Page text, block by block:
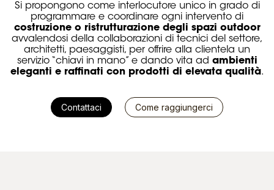
Si propongono come interlocutore unico in grado di
programmare e coordinare ogni intervento di
costruzione o ristrutturazione degli spazi outdoor
avvalendosi della collaborazioni di tecnici del settore,
architetti, paesaggisti, per offrire alla clientela un
servizio “chiavi in mano” e dando vita ad ambienti
eleganti e raffinati con prodotti di elevata qualità.
Contattaci Come raggiungerci